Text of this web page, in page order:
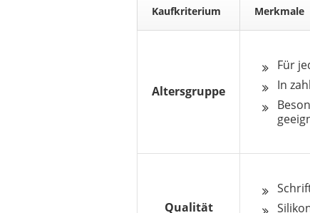
Kaufkriterium Merkmale
Altersgruppe
Für
In
Qualität